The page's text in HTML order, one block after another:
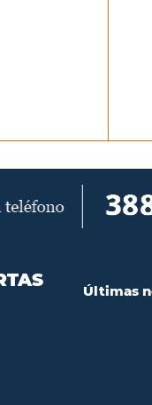
Últimas